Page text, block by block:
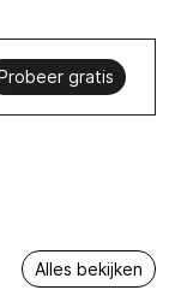
Probeer gratis
Alles bekijken